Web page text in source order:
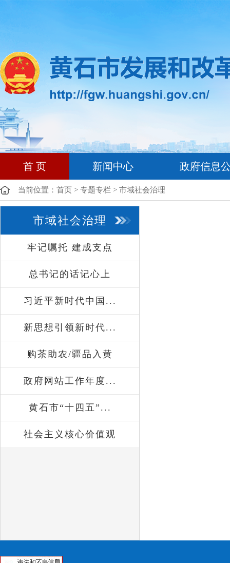
首 页 新闻中心 政府信息
当前位置： 首页 > 专题专栏 > 市域社会治理
市域社会治理
牢记嘱托 建成支点
总书记的话记心上
习近平新时代中国...
新思想引领新时代...
购茶助农/疆品入黄
政府网站工作年度...
黄石市“十四五”...
社会主义核心价值观